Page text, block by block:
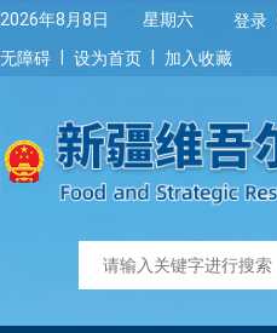
2026年8月8日 星期六 登录
无障碍
设为首页 加入收藏